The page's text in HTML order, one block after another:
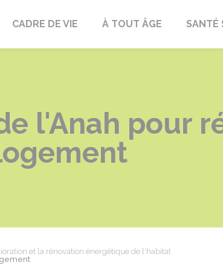
CADRE DE VIE À TOUT ÂGE SANTÉ
l'Anah pour
et la rénovation énergétique de l'habitat